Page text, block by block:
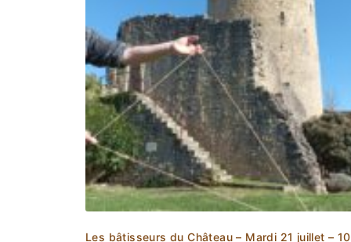
Les bâtisseurs du Château – Mardi 21 juillet –